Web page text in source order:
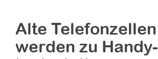
Alte Telefonzellen
werden zu Handy-